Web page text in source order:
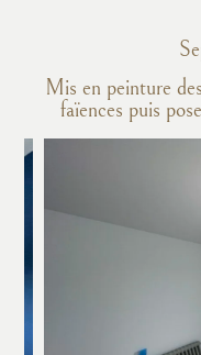
Mis en peinture
faïences puis